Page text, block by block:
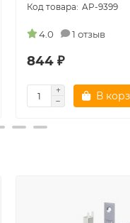
AP-9399
4.0 1 отзыв
844 ₽
В